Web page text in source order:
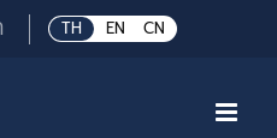
TH EN CN
Large
font